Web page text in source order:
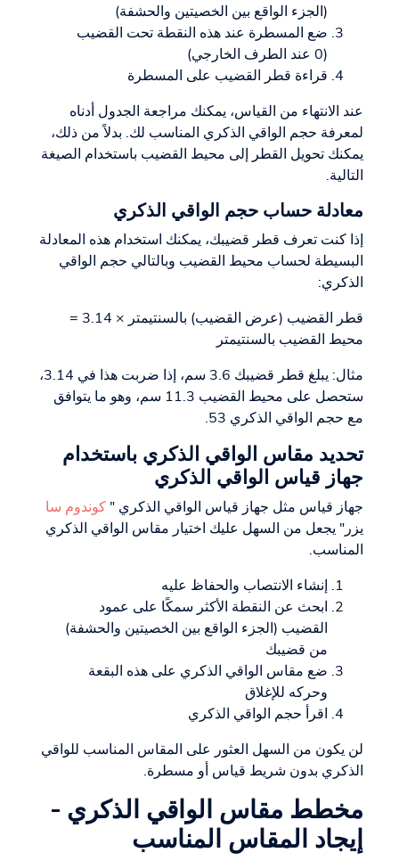
(الجزء الواقع بين الخصيتين والحشفة)
ضع المسطرة عند هذه النقطة تحت القضيب
(0 عند الطرف الخارجي)
قراءة قطر القضيب على المسطرة
عند الانتهاء من القياس، يمكنك مراجعة الجدول أدناه
لمعرفة حجم الواقي الذكري المناسب لك. بدلاً من ذلك،
يمكنك تحويل القطر إلى محيط القضيب باستخدام الصيغة
التالية.
معادلة حساب حجم الواقي الذكري
إذا كنت تعرف قطر قضيبك، يمكنك استخدام هذه المعادلة
البسيطة لحساب محيط القضيب وبالتالي حجم الواقي
الذكري:
قطر القضيب (عرض القضيب) بالسنتيمتر × 3.14 =
محيط القضيب بالسنتيمتر
مثال: يبلغ قطر قضيبك 3.6 سم، إذا ضربت هذا في 3.14،
ستحصل على محيط القضيب 11.3 سم، وهو ما يتوافق
مع حجم الواقي الذكري 53.
تحديد مقاس الواقي الذكري باستخدام
جهاز قياس الواقي الذكري
جهاز قياس مثل جهاز قياس الواقي الذكري " كوندوم سا
يزر" يجعل من السهل عليك اختيار مقاس الواقي الذكري
المناسب.
إنشاء الانتصاب والحفاظ عليه
ابحث عن النقطة الأكثر سمكًا على عمود
القضيب (الجزء الواقع بين الخصيتين والحشفة)
من قضيبك
ضع مقاس الواقي الذكري على هذه البقعة
وحركه للإغلاق
اقرأ حجم الواقي الذكري
لن يكون من السهل العثور على المقاس المناسب للواقي
الذكري بدون شريط قياس أو مسطرة.
مخطط مقاس الواقي الذكري -
إيجاد المقاس المناسب